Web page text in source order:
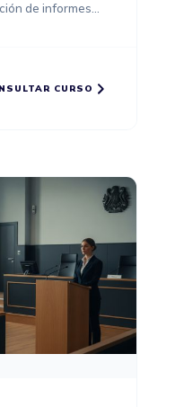
de informes
CURSO